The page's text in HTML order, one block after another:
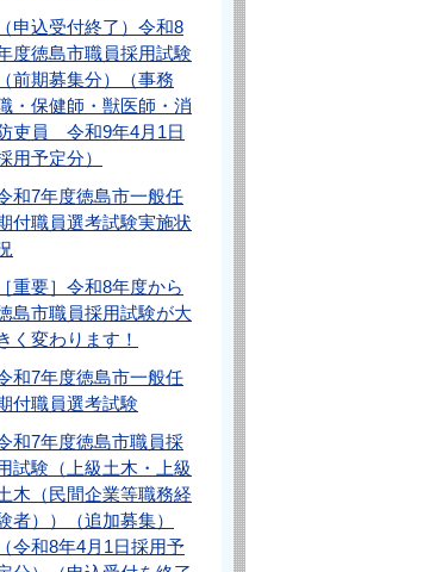
（申込受付終了）令和8
度徳島市職員採用試験
（前期募集分）（事務
・保健師・獣医師・消
吏員 令和9年4月1日
用予定分）
和7年度徳島市一般任
付職員選考試験実施状
［重要］令和8年度から
島市職員採用試験が大
く変わります！
和7年度徳島市一般任
付職員選考試験
和7年度徳島市職員採
試験（上級土木・上級
木（民間企業等職務経
者））（追加募集）
（令和8年4月1日採用予